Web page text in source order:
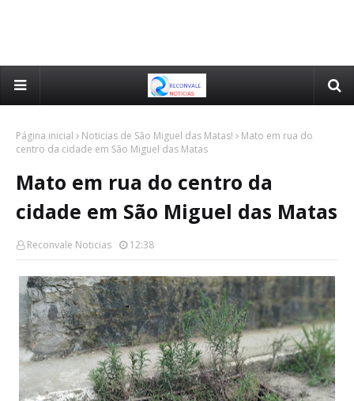
Página inicial Noticias de São Miguel das Matas!
Mato em rua do
centro da cidade em São Miguel das Matas
Mato em rua do centro da
cidade em São Miguel das Matas
Reconvale Noticias 12:38